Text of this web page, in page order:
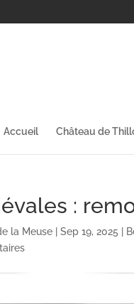
Accueil Château de
:
la Meuse |Sep 19, 2025 |